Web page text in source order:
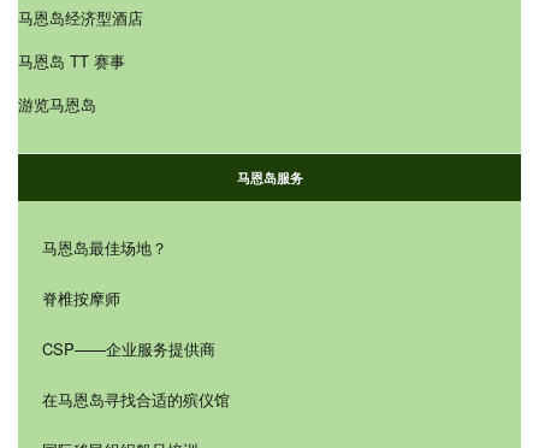
马恩岛经济型酒店
马恩岛 TT 赛事
游览马恩岛
马恩岛服务
马恩岛最佳场地？
脊椎按摩师
CSP——企业服务提供商
在马恩岛寻找合适的殡仪馆